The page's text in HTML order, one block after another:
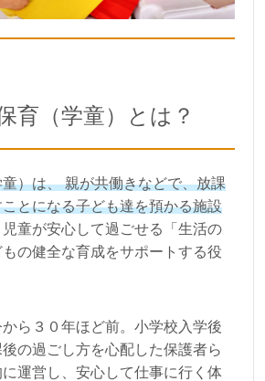
育（学童）とは？
）は、 親が共働きなどで、放課
とになる子ども達を預かる施設
童が安心して過ごせる「生活の
の健全な育成をサポートする役
ら３０年ほど前。小学校入学後
の過ごし方を心配した保護者ら
運営し、安心して仕事に行く体